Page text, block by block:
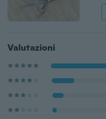
Valutazioni